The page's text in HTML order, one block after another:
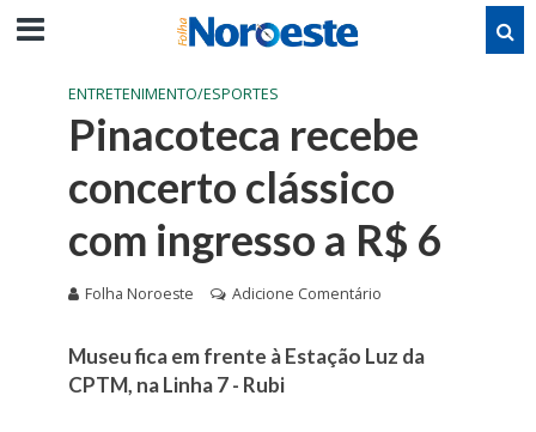
ENTRETENIMENTO/ESPORTES
Pinacoteca recebe
concerto clássico
com ingresso a R$ 6
Folha Noroeste Adicione Comentário
Museu fica em frente à Estação Luz da
CPTM, na Linha 7 - Rubi